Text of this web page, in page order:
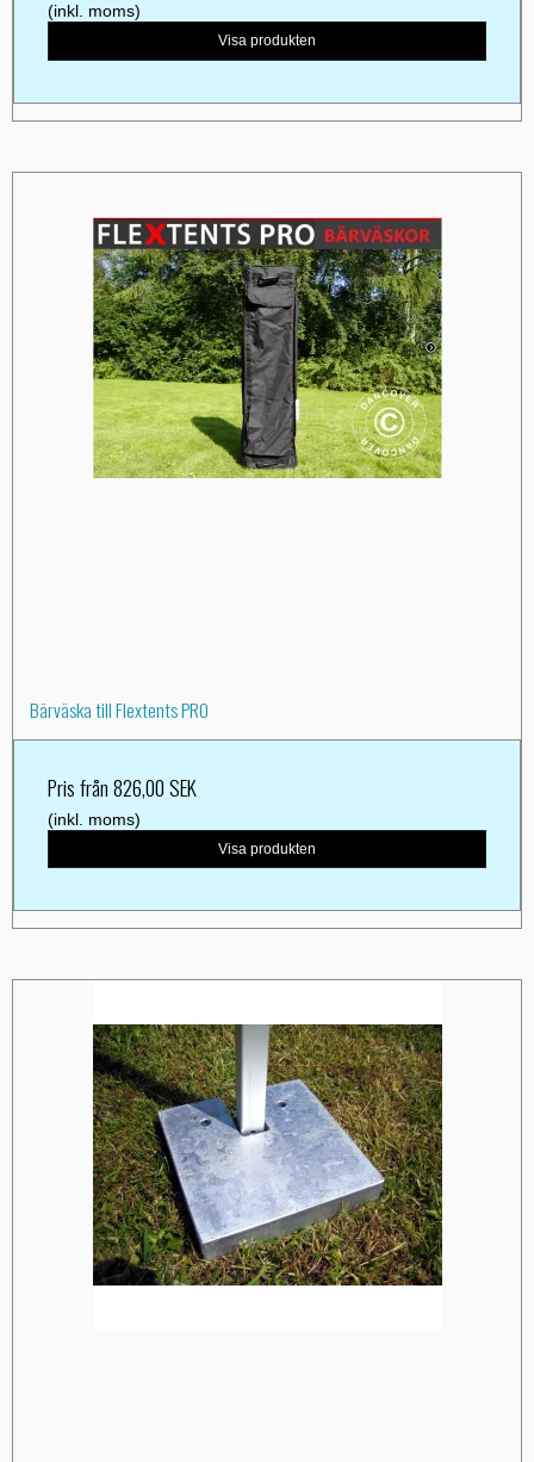
(inkl. moms)
Visa produkten
Bärväska till Flextents PRO
Pris från826,00 SEK
(inkl. moms)
Visa produkten